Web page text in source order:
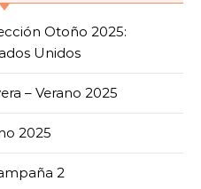
Otoño 2025:
Unidos
– Verano 2025
2025
2